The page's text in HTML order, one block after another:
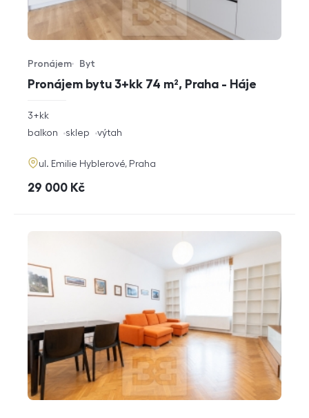
Pronájem bytu 3+kk 74 m², Praha - Háje
Typ nabídky
Pronájem
Typ nemovitosti
Byt
rozměry
3+kk
funkce
balkon sklep výtah
adresa
ul. Emilie Hyblerové, Praha
cena
29 000 Kč